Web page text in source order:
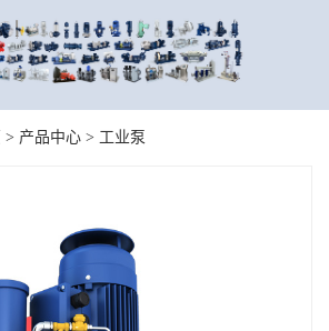
> 产品中心 > 工业泵